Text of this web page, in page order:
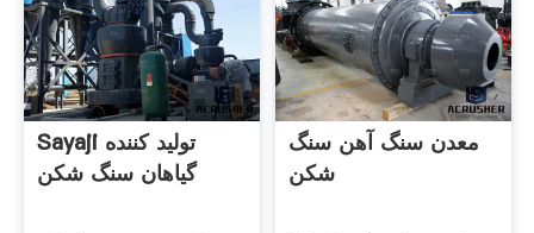
Sayaji تولید کننده
گیاهان سنگ شکن
معدن سنگ آهن سنگ
شکن